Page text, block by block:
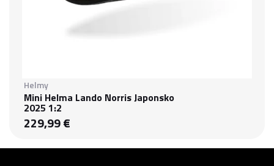
Helmy
Mini Helma Lando Norris Japonsko
2025 1:2
229,99 €